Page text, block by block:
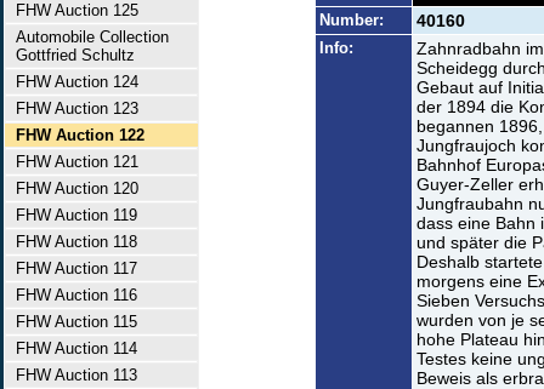
FHW Auction 125
Automobile Collection
Gottfried Schultz
FHW Auction 124
FHW Auction 123
FHW Auction 122
FHW Auction 121
FHW Auction 120
FHW Auction 119
FHW Auction 118
FHW Auction 117
FHW Auction 116
FHW Auction 115
FHW Auction 114
FHW Auction 113
Number: 40160
Info:
Zahnradbahn
Scheidegg
Gebaut auf
der 1894 die
begannen
Jungfraujoch
Bahnhof
Guyer-Zeller
Jungfraubahn
dass eine Bahn
und später die
Deshalb
morgens eine
Sieben
wurden von je
hohe Plateau
Testes keine
Beweis als